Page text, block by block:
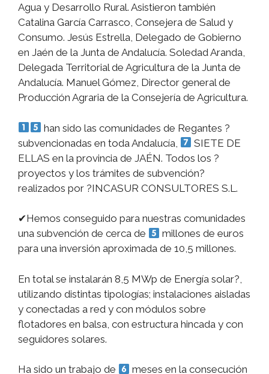
Agua y Desarrollo Rural. Asistieron también
Catalina García Carrasco, Consejera de Salud y
Consumo. Jesús Estrella, Delegado de Gobierno
en Jaén de la Junta de Andalucía. Soledad Aranda,
Delegada Territorial de Agricultura de la Junta de
Andalucía. Manuel Gómez, Director general de
Producción Agraria de la Consejería de Agricultura.
han sido las comunidades de Regantes ?
subvencionadas en toda Andalucía,
SIETE DE
ELLAS en la provincia de JAÉN. Todos los ?
proyectos y los trámites de subvención?
realizados por ?INCASUR CONSULTORES S.L.
✔Hemos conseguido para nuestras comunidades
una subvención de cerca de
millones de euros
para una inversión aproximada de 10,5 millones.
En total se instalarán 8,5 MWp de Energía solar?,
utilizando distintas tipologías; instalaciones aisladas
y conectadas a red y con módulos sobre
flotadores en balsa, con estructura hincada y con
seguidores solares.
Ha sido un trabajo de meses en la consecución